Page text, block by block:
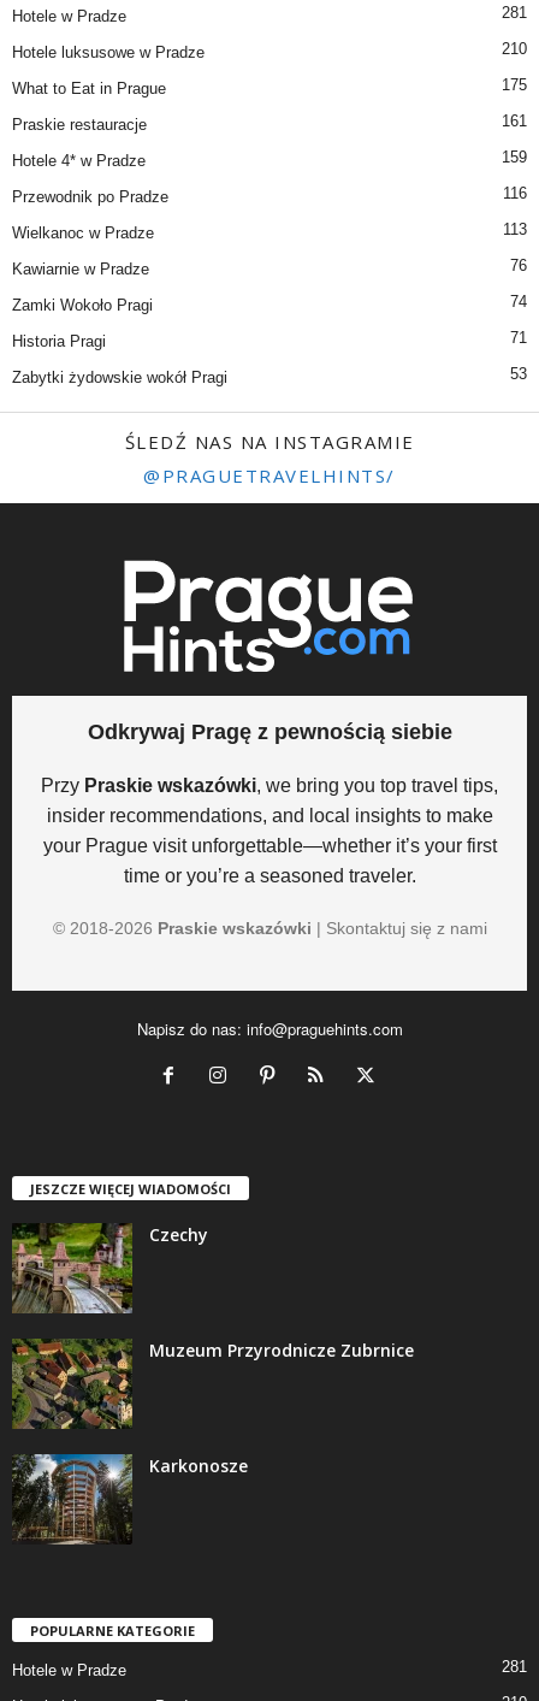
Hotele w Pradze 281
Hotele luksusowe w Pradze 210
What to Eat in Prague 175
Praskie restauracje 161
Hotele 4* w Pradze 159
Przewodnik po Pradze 116
Wielkanoc w Pradze 113
Kawiarnie w Pradze 76
Zamki Wokoło Pragi 74
Historia Pragi 71
Zabytki żydowskie wokół Pragi 53
ŚLEDŹ NAS NA INSTAGRAMIE
@PRAGUETRAVELHINTS/
Odkrywaj Pragę z pewnością siebie
Przy Praskie wskazówki, we bring you top travel tips,
insider recommendations, and local insights to make
your Prague visit unforgettable—whether it’s your first
time or you’re a seasoned traveler.
© 2018-2026 Praskie wskazówki | Skontaktuj się z nami
Napisz do nas: info@praguehints.com
JESZCZE WIĘCEJ WIADOMOŚCI
Czechy
Muzeum Przyrodnicze Zubrnice
Karkonosze
POPULARNE KATEGORIE
Hotele w Pradze 281